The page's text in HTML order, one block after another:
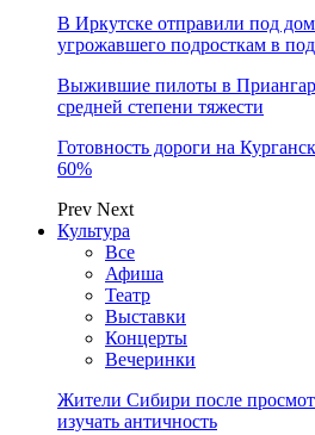
В Иркутске отправили под
угрожавшего подросткам в
Выжившие пилоты в
средней степени тяжести
Готовность дороги на
60%
Prev Next
Культура
Все
Афиша
Театр
Выставки
Концерты
Вечеринки
Жители Сибири после
изучать античность